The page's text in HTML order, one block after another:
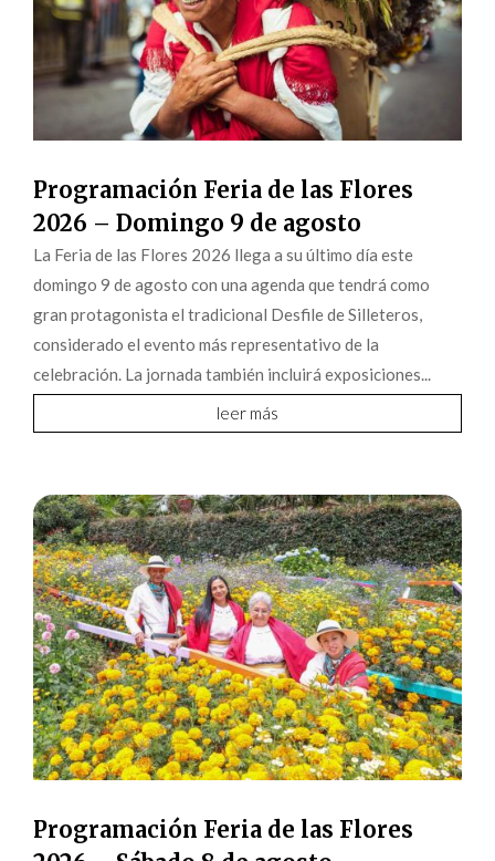
Programación Feria de las Flores
2026 – Domingo 9 de agosto
La Feria de las Flores 2026 llega a su último día este
domingo 9 de agosto con una agenda que tendrá como
gran protagonista el tradicional Desfile de Silleteros,
considerado el evento más representativo de la
celebración. La jornada también incluirá exposiciones...
leer más
Programación Feria de las Flores